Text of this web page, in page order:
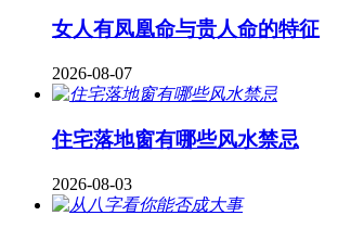
女人有凤凰命与贵人命的特征
2026-08-07
住宅落地窗有哪些风水禁忌
2026-08-03